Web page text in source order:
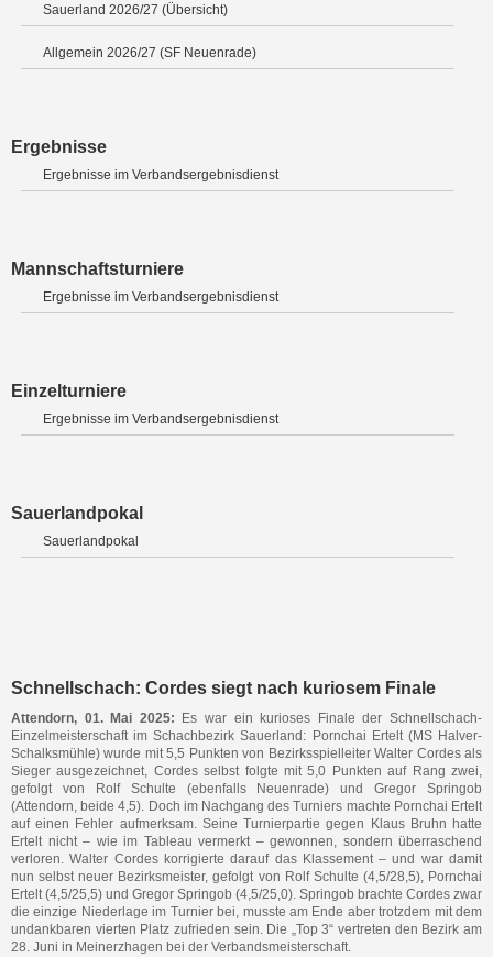
Sauerland 2026/27 (Übersicht)
Allgemein 2026/27 (SF Neuenrade)
Ergebnisse
Ergebnisse im Verbandsergebnisdienst
Mannschaftsturniere
Ergebnisse im Verbandsergebnisdienst
Einzelturniere
Ergebnisse im Verbandsergebnisdienst
Sauerlandpokal
Sauerlandpokal
Schnellschach: Cordes siegt nach kuriosem Finale
Attendorn, 01. Mai 2025:
Es war ein kurioses Finale der Schnellschach-
Einzelmeisterschaft im Schachbezirk Sauerland: Pornchai Ertelt (MS Halver-
Schalksmühle) wurde mit 5,5 Punkten von Bezirksspielleiter Walter Cordes als
Sieger ausgezeichnet, Cordes selbst folgte mit 5,0 Punkten auf Rang zwei,
gefolgt von Rolf Schulte (ebenfalls Neuenrade) und Gregor Springob
(Attendorn, beide 4,5). Doch im Nachgang des Turniers machte Pornchai Ertelt
auf einen Fehler aufmerksam. Seine Turnierpartie gegen Klaus Bruhn hatte
Ertelt nicht – wie im Tableau vermerkt – gewonnen, sondern überraschend
verloren. Walter Cordes korrigierte darauf das Klassement – und war damit
nun selbst neuer Bezirksmeister, gefolgt von Rolf Schulte (4,5/28,5), Pornchai
Ertelt (4,5/25,5) und Gregor Springob (4,5/25,0). Springob brachte Cordes zwar
die einzige Niederlage im Turnier bei, musste am Ende aber trotzdem mit dem
undankbaren vierten Platz zufrieden sein. Die „Top 3“ vertreten den Bezirk am
28. Juni in Meinerzhagen bei der Verbandsmeisterschaft.